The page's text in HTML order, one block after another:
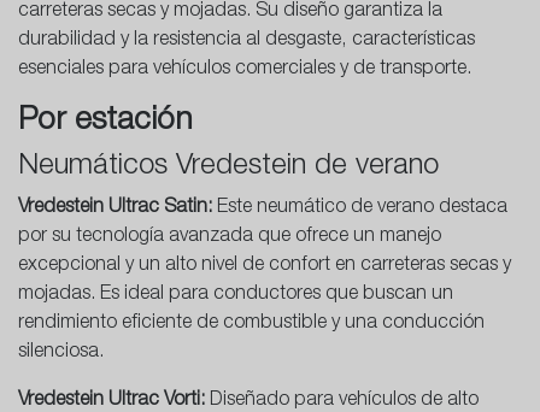
carreteras secas y mojadas. Su diseño garantiza la
durabilidad y la resistencia al desgaste, características
esenciales para vehículos comerciales y de transporte.
Por estación
Neumáticos Vredestein de verano
Vredestein Ultrac Satin: Este neumático de verano destaca
por su tecnología avanzada que ofrece un manejo
excepcional y un alto nivel de confort en carreteras secas y
mojadas. Es ideal para conductores que buscan un
rendimiento eficiente de combustible y una conducción
silenciosa.
Vredestein Ultrac Vorti: Diseñado para vehículos de alto